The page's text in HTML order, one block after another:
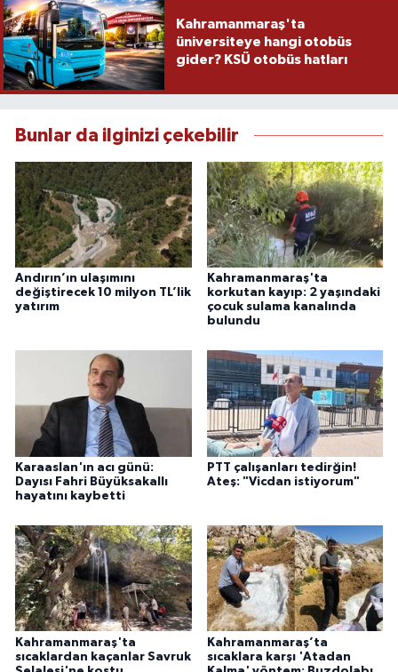
Kahramanmaraş'ta
üniversiteye hangi otobüs
gider? KSÜ otobüs hatları
Bunlar da ilginizi çekebilir
Andırın’ın ulaşımını
değiştirecek 10 milyon TL’lik
yatırım
Kahramanmaraş'ta
korkutan kayıp: 2 yaşındaki
çocuk sulama kanalında
bulundu
Karaaslan'ın acı günü:
Dayısı Fahri Büyüksakallı
hayatını kaybetti
PTT çalışanları tedirğin!
Ateş: "Vicdan istiyorum"
Kahramanmaraş'ta
sıcaklardan kaçanlar Savruk
Kahramanmaraş’ta
sıcaklara karşı 'Atadan